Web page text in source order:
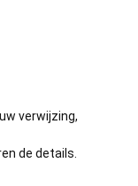
verwijzing,
de details.